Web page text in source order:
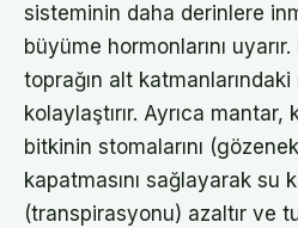
sisteminin daha derinlere
büyüme hormonlarını
toprağın alt
kolaylaştırır. Ayrıca mantar,
bitkinin stomalarını
kapatmasını sağlayarak su
(transpirasyonu) azaltır ve